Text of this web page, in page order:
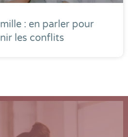
: en parler pour
les conflits